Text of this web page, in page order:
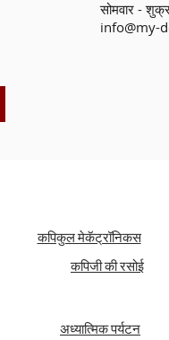
सोमवार -
info@my-
कपिकुल मेकॅट्रॉनिकस
कपिजी की रसोई
अध्यात्मिक पर्यटन